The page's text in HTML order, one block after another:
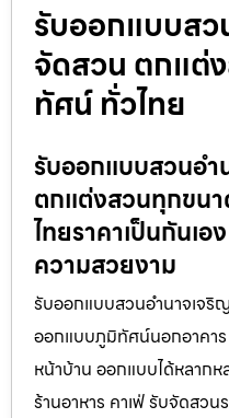
รับออกแบบสว
จัดสวน ตกแต่
ทัศน์ ทั่วไทย
รับออกแบบสวนอ
ตกแต่งสวนทุกขน
ไทยราคาเป็นกันเ
ความสวยงาม
รับออกแบบสวนอำนาจเจ
ออกแบบภูมิทัศน์นอกอาคา
หน้าบ้าน ออกแบบได้หลากห
ร้านอาหาร คาเฟ่ รับจัดสว